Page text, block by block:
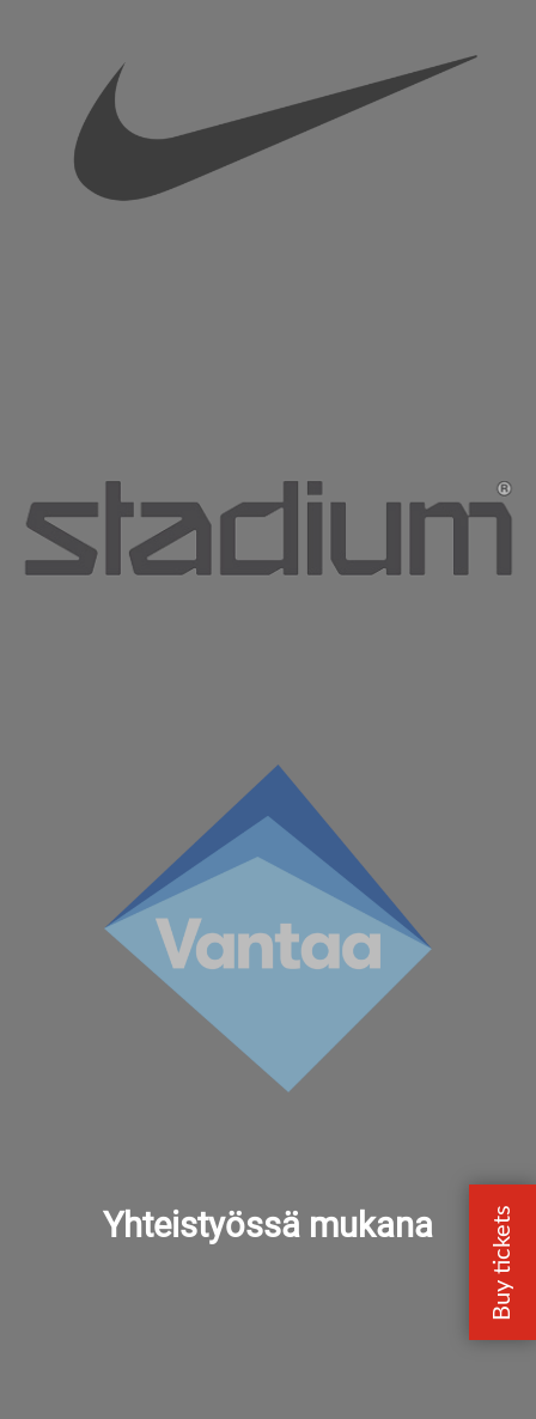
Yhteistyössä mukana